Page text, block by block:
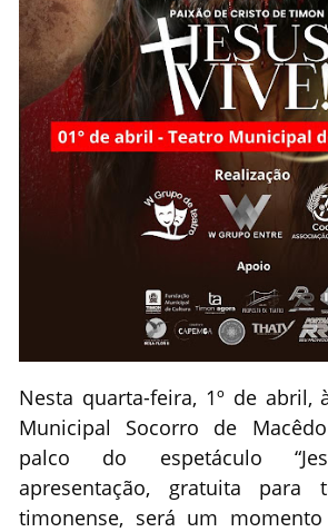
Nesta quarta-feira, 1º de abril,
Municipal Socorro de
palco do espetáculo
apresentação, gratuita para
timonense, será um